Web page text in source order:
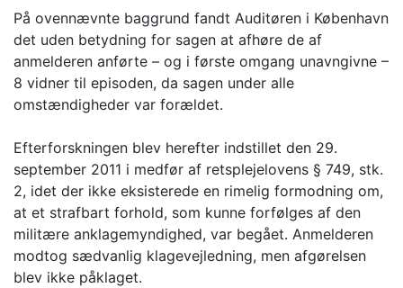
På ovennævnte baggrund fandt Auditøren i København
det uden betydning for sagen at afhøre de af
anmelderen anførte – og i første omgang unavngivne –
8 vidner til episoden, da sagen under alle
omstændigheder var forældet.
Efterforskningen blev herefter indstillet den 29.
september 2011 i medfør af retsplejelovens § 749, stk.
2, idet der ikke eksisterede en rimelig formodning om,
at et strafbart forhold, som kunne forfølges af den
militære anklagemyndighed, var begået. Anmelderen
modtog sædvanlig klagevejledning, men afgørelsen
blev ikke påklaget.